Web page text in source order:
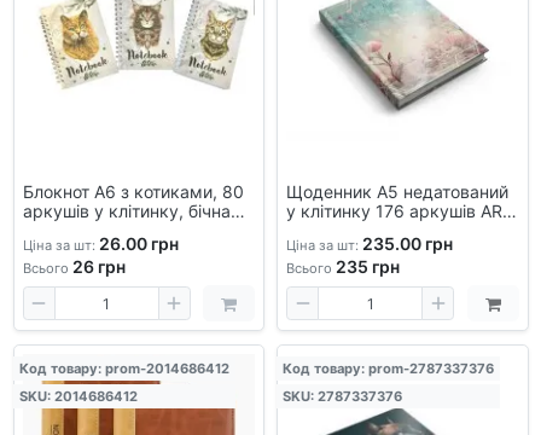
Блокнот А6 з котиками, 80
аркушів у клітинку, бічна
нотаток
Ціна за шт: 26.00 грн
Всього 26грн
Щоденник А5 недатований
у клітинку 176 аркушів ART
офісний, стильний дизайн
Ціна за шт: 235.00 грн
Всього 235 грн
Код товару: prom-2014686412
SKU: 2014686412
Код товару: prom-2787337376
SKU: 2787337376